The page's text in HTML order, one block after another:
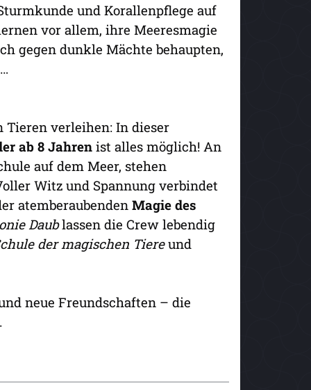
und Korallenpflege auf
vor allem, ihre Meeresmagie
gegen dunkle Mächte behaupten,
Tieren verleihen: In dieser
ab 8 Jahrenist alles möglich! An
auf dem Meer, stehen
Witz und Spannung verbindet
atemberaubenden Magie des
Daublassen die Crew lebendig
der magischen Tiereund
neue Freundschaften – die